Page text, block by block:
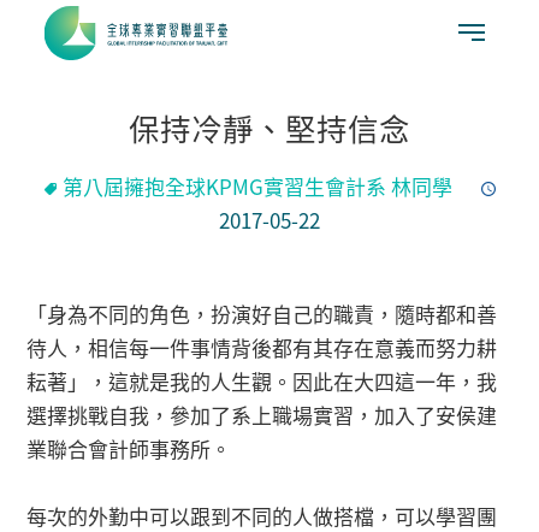
保持冷靜、堅持信念
第八屆擁抱全球KPMG實習生會計系 林同學
2017-05-22
「身為不同的角色，扮演好自己的職責，隨時都和善
待人，相信每一件事情背後都有其存在意義而努力耕
耘著」，這就是我的人生觀。因此在大四這一年，我
選擇挑戰自我，參加了系上職場實習，加入了安侯建
業聯合會計師事務所。
每次的外勤中可以跟到不同的人做搭檔，可以學習團